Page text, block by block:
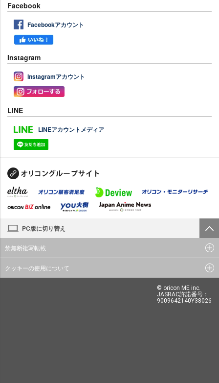
Facebook
Facebookアカウント
Instagram
Instagramアカウント
LINE
LINEアカウントメディア
PC版に切り替え
禁無断複写転載
クッキーの使用について
© oricon ME inc.
JASRAC許諾番号：
9009642140Y38026